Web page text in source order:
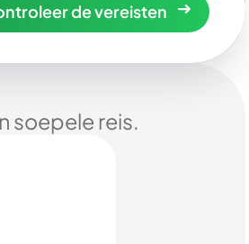
de vereisten
soepele reis.